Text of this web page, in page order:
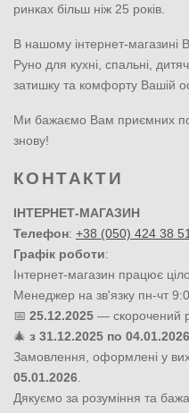
ринках більш ніж 25 років.
В нашому інтернет-магазині
Руно для кухні, спальні,
затишку та комфорту Вашій
Ми бажаємо Вам приємних
знову!
КОНТАКТИ
ІНТЕРНЕТ-МАГАЗИН
Телефон: +38 (050) 424 38 51
Графік роботи:
Інтернет-магазин працює
Менеджер на зв'язку пн-чт
📅 25.12.2025 — скорочений
🎄 з 31.12.2025 по 04.01.2026
Замовлення, оформлені у
05.01.2026
Дякуємо за розуміння та